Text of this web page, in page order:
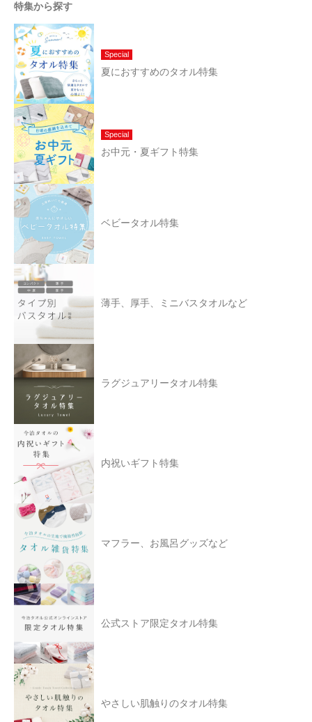
特集から探す
Special
夏におすすめのタオル特集
Special
お中元・夏ギフト特集
ベビータオル特集
薄手、厚手、ミニバスタオルなど
ラグジュアリータオル特集
内祝いギフト特集
マフラー、お風呂グッズなど
公式ストア限定タオル特集
やさしい肌触りのタオル特集